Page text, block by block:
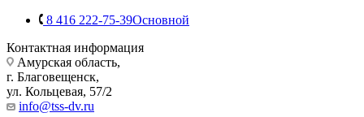
8 416 222-75-39Основной
Контактная информация
Амурская область,
г. Благовещенск,
ул. Кольцевая, 57/2
info@tss-dv.ru